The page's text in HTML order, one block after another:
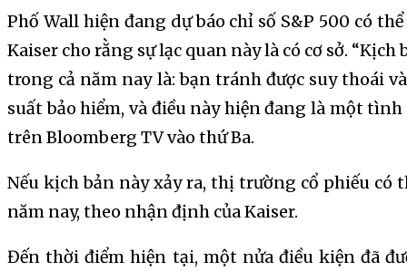
Phố Wall hiện đang dự báo chỉ số S&P 500 có
Kaiser cho rằng sự lạc quan này là có cơ sở.
trong cả năm nay là: bạn tránh được suy thoái
suất bảo hiểm, và điều này hiện đang là một tình
trên Bloomberg TV vào thứ Ba.
Nếu kịch bản này xảy ra, thị trường cổ phiếu có
năm nay, theo nhận định của Kaiser.
Đến thời điểm hiện tại, một nửa điều kiện đã